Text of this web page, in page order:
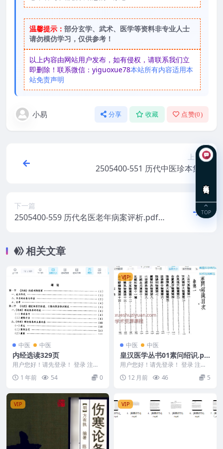
温馨提示： 部分玄学、武术、医学等资料非专业人士
请勿模仿学习，仅供参考！
以上内容由网站用户发布，如有侵权，请联系我们立
即删除！联系微信：yiguoxue78本站所有内容适用本
站免责声明
小易 分享 收藏 点赞(0)
上一篇
2505400-551 历代中医珍本集成
下一篇
2505400-559 历代名医老年病案评析.pdf20
相关文章
中医 中医
内经选读329页
用户您好！请先登录！ 登录 注册
1 年前 54 0
VIP
中医 中医
皇汉医学丛书01素问绍识.pd
f179p
用户您好！请先登录！ 登录 注册
皇汉医学丛书01素问绍识.pdf 250
540...12 月前 46 5
VIP VIP
TOP